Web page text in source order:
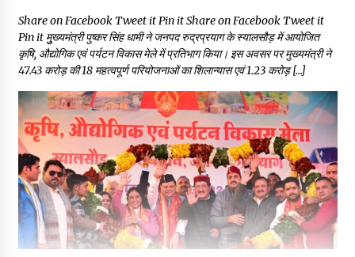
Share on Facebook Tweet it Pin it Share on Facebook Tweet it
Pin it मुुख्यमंत्री पुष्कर सिंह धामी ने जनपद रुद्रप्रयाग के स्यालसौड़ में आयोजित
कृषि, औद्योगिक एवं पर्यटन विकास मेले में प्रतिभाग किया। इस अवसर पर मुख्यमंत्री ने
₹47.43 करोड़ की 18 महत्वपूर्ण परियोजनाओं का शिलान्यास एवं ₹1.23 करोड़ […]